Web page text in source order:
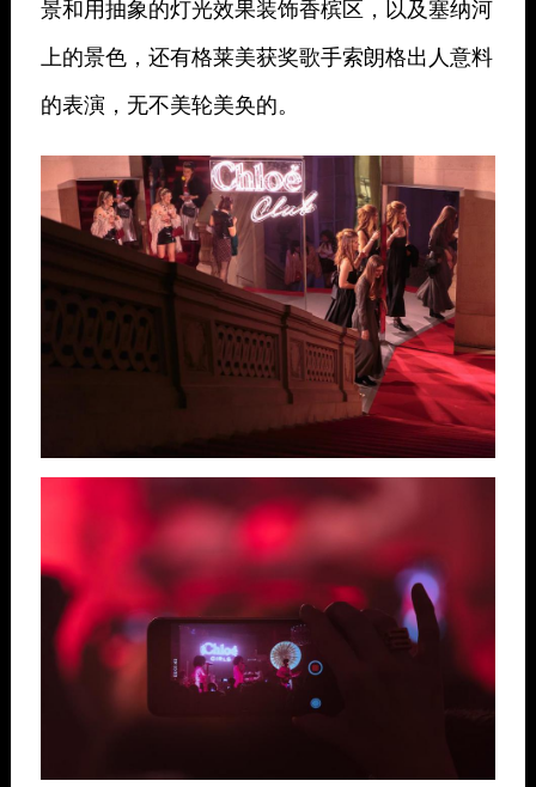
景和用抽象的灯光效果装饰香槟区，以及塞纳河
上的景色，还有格莱美获奖歌手索朗格出人意料
的表演，无不美轮美奂的。